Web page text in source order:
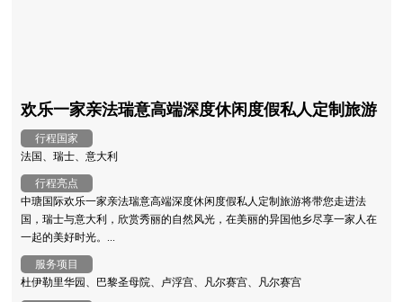
欢乐一家亲法瑞意高端深度休闲度假私人定制旅游
行程国家
法国、瑞士、意大利
行程亮点
中瑭国际欢乐一家亲法瑞意高端深度休闲度假私人定制旅游将带您走进法
国，瑞士与意大利，欣赏秀丽的自然风光，在美丽的异国他乡尽享一家人在
一起的美好时光。...
服务项目
杜伊勒里华园、巴黎圣母院、卢浮宫、凡尔赛宫、凡尔赛宫